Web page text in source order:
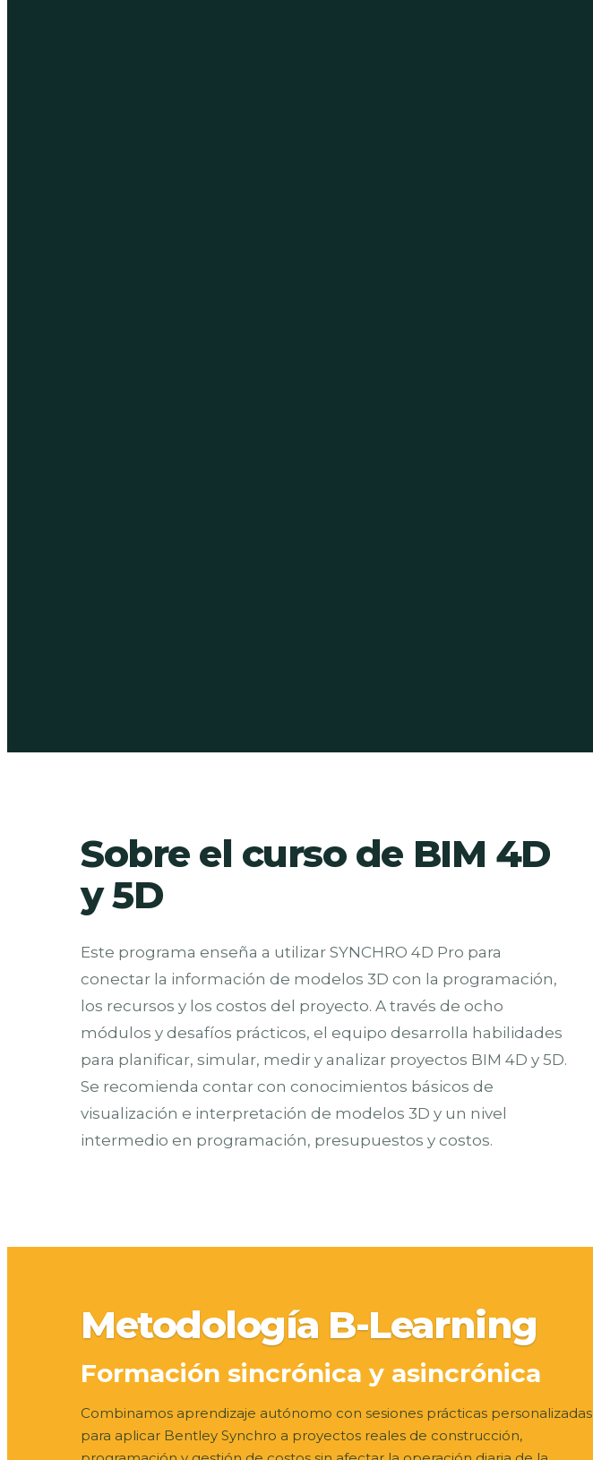
Sobre el curso de BIM 4D
y 5D
Este programa enseña a utilizar SYNCHRO 4D Pro para
conectar la información de modelos 3D con la programación,
los recursos y los costos del proyecto. A través de ocho
módulos y desafíos prácticos, el equipo desarrolla habilidades
para planificar, simular, medir y analizar proyectos BIM 4D y 5D.
Se recomienda contar con conocimientos básicos de
visualización e interpretación de modelos 3D y un nivel
intermedio en programación, presupuestos y costos.
Metodología B-Learning
Formación sincrónica y asincrónica
Combinamos aprendizaje autónomo con sesiones prácticas personalizadas
para aplicar Bentley Synchro a proyectos reales de construcción,